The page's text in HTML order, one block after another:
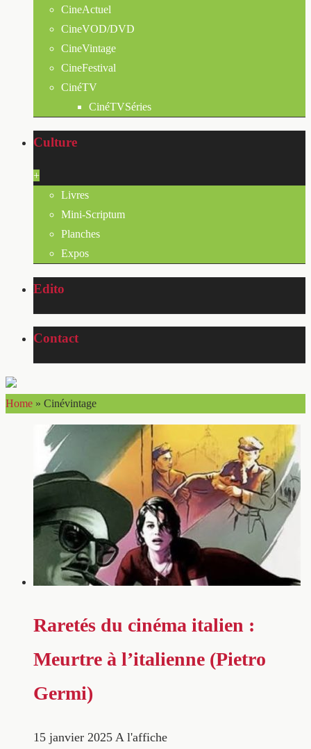
CineActuel
CineVOD/DVD
CineVintage
CineFestival
CinéTV
CinéTVSéries
Culture
+
Livres
Mini-Scriptum
Planches
Expos
Edito
Contact
Home » Cinévintage
Raretés du cinéma italien :
Meurtre à l’italienne (Pietro
Germi)
15 janvier 2025 A l'affiche